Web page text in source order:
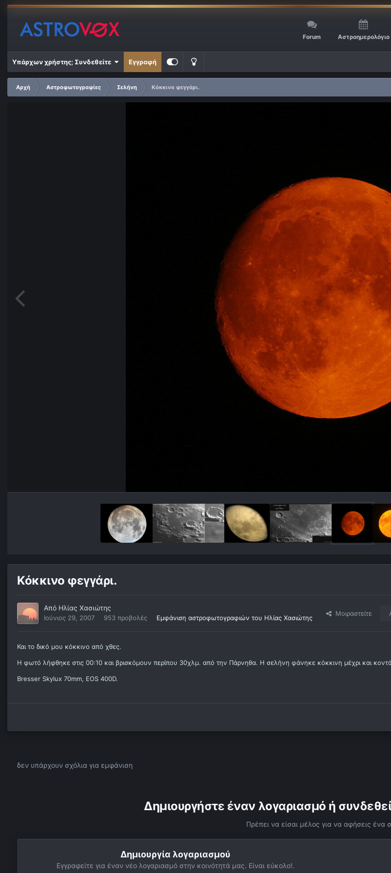
Forum Αστροημερολόγιο
Υπάρχων χρήστης; Συνδεθείτε Εγγραφή
Αρχή Αστροφωτογραφίες Σελήνη
Κόκκινο φεγγάρι.
Κόκκινο φεγγάρι.
Από Ηλίας Χασιώτης
Ιούνιος 29, 2007 953 προβολές Εμφάνιση αστροφωτογραφιών του Ηλίας Χασιώτης
Μοιραστείτε
Και το δικό μου κόκκινο από χθες.
Η φωτό λήφθηκε στις 00:10 και βρισκόμουν περίπου 30χλμ. από την Πάρνηθα. Η σελήνη φάνηκε κόκκινη μέχρι και
Bresser Skylux 70mm, EOS 400D.
δεν υπάρχουν σχόλια για εμφάνιση
Δημιουργήστε έναν λογαριασμό ή
Πρέπει να είσαι μέλος για να αφήσεις ένα
Δημιουργία λογαριασμού
Εγγραφείτε για έναν νέο λογαριασμό στην κοινότητά μας. Είναι εύκολο!.